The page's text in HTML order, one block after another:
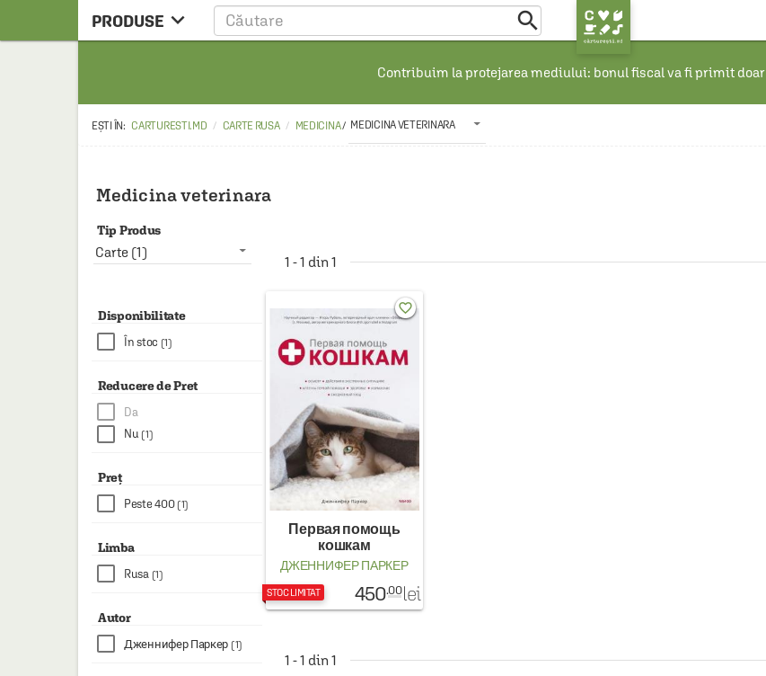
PRODUSE 
CARTE RUSA
MANGA
MUZICA
FILM
PAPETARIE
CEAI & ACCESORII
HAINE SI ACCESORII
BOARD GAMES
JOCURI SI JUCARII
PLAYGROUND
COSMETICE
DISNEY
CURSURI LIMBI STRAINE
PROMOȚII ȘI SELECȚII

Contribuim la protejarea mediului: bonul fiscal va fi primit doar
CARTURESTI.MD CARTE RUSA MEDICINA/ MEDICINA VETERINARA
Medicina veterinara
Tip Produs
Carte (1)
Disponibilitate
În stoc (1)
Reducere de Pret
Da
Nu (1)
Preț
Peste 400 (1)
Limba
Rusa (1)
Autor
Дженнифер Паркер (1)
1 - 1 din 1
Первая помощь
кошкам
ДЖЕННИФЕР ПАРКЕР
STOC LIMITAT 450.00 lei
favorite_border
1 - 1 din 1